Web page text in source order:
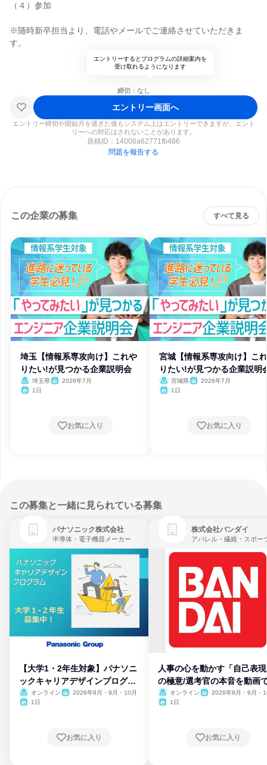
（４）参加
※随時新卒担当より、電話やメールでご連絡させていただきま
す。
エントリーするとプログラムの詳細案内を
受け取れるようになります
締切：なし
エントリー画面へ
エントリー締切や開始月を過ぎた後もシステム上はエントリーできますが、エント
リーへの対応はされないことがあります。
原稿ID： 14006a62771fb486
問題を報告する
この企業の募集 すべて見る
埼玉【情報系専攻向け】これや
りたい!が見つかる企業説明会
埼玉県
2026年7月
1日
お気に入り
宮城【情報系専攻向け】こ
りたい!が見つかる企業説明
宮城県
2026年7月
1日
お気に入り
この募集と一緒に見られている募集
パナソニック株式会社
半導体・電子機器メーカー
【大学1・2年生対象】パナソニ
ックキャリアデザインプログラ
ム
オンライン
2026年8月・9月・10月
1日
お気に入り
株式会社バンダイ
人事の心を動かす「自己表
の極意/選考官の本音を動画
開
オンライン
2026年8月・9月・
1日
お気に入り